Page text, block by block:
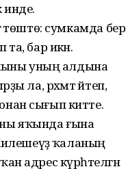
инде.
төштө: сумкамда бер
бар икән.
уның алдына
ла, рәхмәт әйтеп,
сығып китте.
уны яҡында ғына
ҡаланың
адрес күрһәтелгән